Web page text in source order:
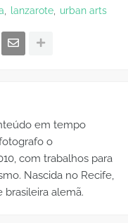
lanzarote urban arts
em tempo
o
com trabalhos para
Nascida no Recife,
brasileira alemã.